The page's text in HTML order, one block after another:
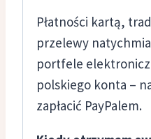
Płatności kartą,
przelewy
portfele
polskiego konta –
zapłacić PayPalem.